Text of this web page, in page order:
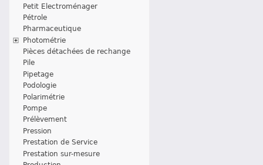
Petit Electroménager
Pétrole
Pharmaceutique
Photométrie
Pièces détachées de rechange
Pile
Pipetage
Podologie
Polarimétrie
Pompe
Prélèvement
Pression
Prestation de Service
Prestation sur-mesure